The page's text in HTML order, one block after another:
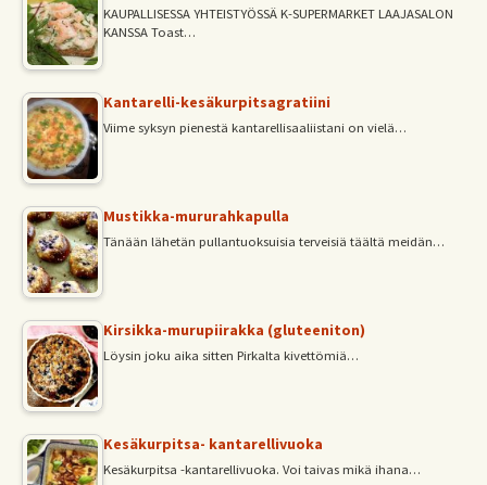
KAUPALLISESSA YHTEISTYÖSSÄ K-SUPERMARKET LAAJASALON
KANSSA Toast…
Kantarelli-kesäkurpitsagratiini
Viime syksyn pienestä kantarellisaaliistani on vielä…
Mustikka-mururahkapulla
Tänään lähetän pullantuoksuisia terveisiä täältä meidän…
Kirsikka-murupiirakka (gluteeniton)
Löysin joku aika sitten Pirkalta kivettömiä…
Kesäkurpitsa- kantarellivuoka
Kesäkurpitsa -kantarellivuoka. Voi taivas mikä ihana…